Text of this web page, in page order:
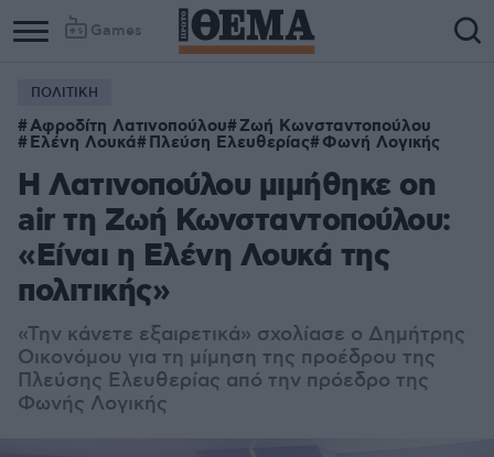
Games
ΠΟΛΙΤΙΚΗ
Αφροδίτη Λατινοπούλου Ζωή Κωνσταντοπούλου
Ελένη Λουκά Πλεύση Ελευθερίας Φωνή Λογικής
H Λατινοπούλου μιμήθηκε on
air τη Ζωή Κωνσταντοπούλου:
«Είναι η Ελένη Λουκά της
πολιτικής»
«Την κάνετε εξαιρετικά» σχολίασε ο Δημήτρης
Οικονόμου για τη μίμηση της προέδρου της
Πλεύσης Ελευθερίας από την πρόεδρο της
Φωνής Λογικής